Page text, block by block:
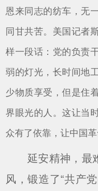
恩来同志的纺车，无
同甘共苦。美国记者
样一段话：党的负责
弱的灯光，长时间地
少物质享受，但是住
界眼光的人。这让当
众有了依靠，让中国
延安精神，最
风，锻造了“共产